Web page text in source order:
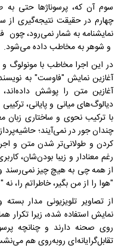
سوم آن که، پرسوناژها حتی
چهارم در حقیقت نتیجه‌گیری
نمایشنامه به شمار نمی‌رود،
و شوهر به مخاطب داده می‌شود.
در این اجرا مخاطب با
آغازین نمایش "فاوست" به
آغازین متن را پوشش داده‌اند،
دیالوگ‌های میانی و پایانی،
با ترکیب نحوی و ساختاری زبان
چندان جور در نمی‌آیند؛
کردن و طولانی‌تر شدن متن و
رغم معنادار و زیبا بودن‌شان،
از همه چی به هیچ چیز نمی‌رسند
"هوا را از من بگیر، خاطراتم را،
از تصاویر تلویزیونی مدار
نمایش استفاده شده، زیرا تکرار
روی صحنه دارند و چنانچه
تقابل‌گرایانه‌ای روبه‌روی هم